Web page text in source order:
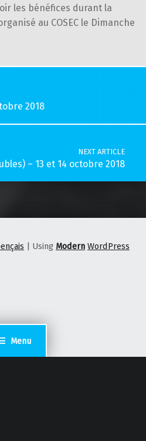
Menu
les bénéfices durant la
au COSEC le Dimanche
2018
NEXT ARTICLE
– 13 et 14 octobre 2018
| Using Modern WordPress